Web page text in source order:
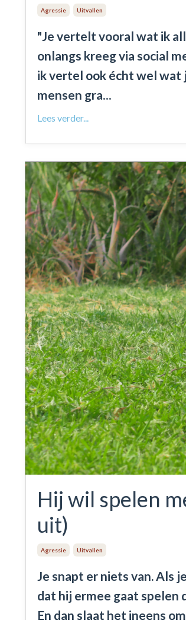
Agressie Uitvallen
"Je vertelt vooral wat ik
onlangs kreeg via social
ik vertel ook écht wel wat
mensen gra...
Lees verder...
Hij wil spelen
uit)
Agressie Uitvallen
Je snapt er niets van. Als
dat hij ermee gaat spelen
En dan slaat het ineens